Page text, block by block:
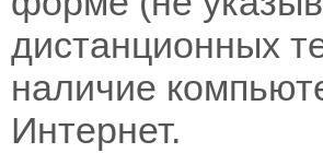
дистанционных
наличие
Интернет.